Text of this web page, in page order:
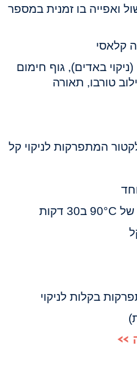
ואפייה בו זמנית במספר
(ניקוי באדים), גוף חימום
טורבו, תאורה
המתפרקות לניקוי קל
של 90°C ב30 דקות
בקלות לניקוי
>>